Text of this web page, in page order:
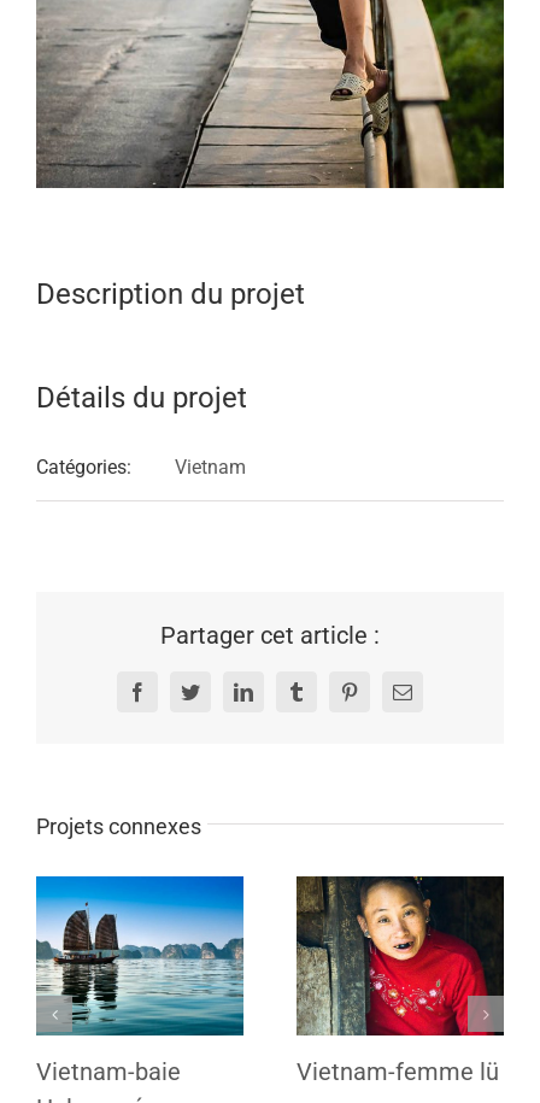
Description du projet
Détails du projet
Catégories: Vietnam
Partager cet article :
FacebookTwitterLinkedInTumblrPinterestEmail
Projets connexes
Vietnam-baie
Vietnam-femme lü